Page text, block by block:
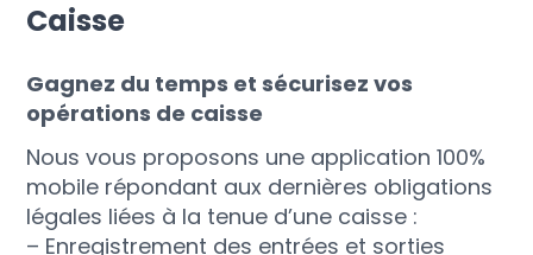
Caisse
Gagnez du temps et sécurisez vos
opérations de caisse
Nous vous proposons une application 100%
mobile répondant aux dernières obligations
légales liées à la tenue d’une caisse :
– Enregistrement des entrées et sorties